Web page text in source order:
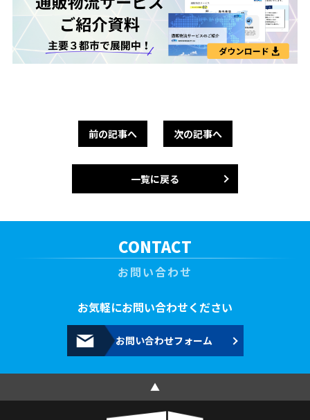
前の記事へ 次の記事へ
一覧に戻る
CONTACT
お問い合わせ
お気軽にお問い合わせください
お問い合わせフォーム
▲